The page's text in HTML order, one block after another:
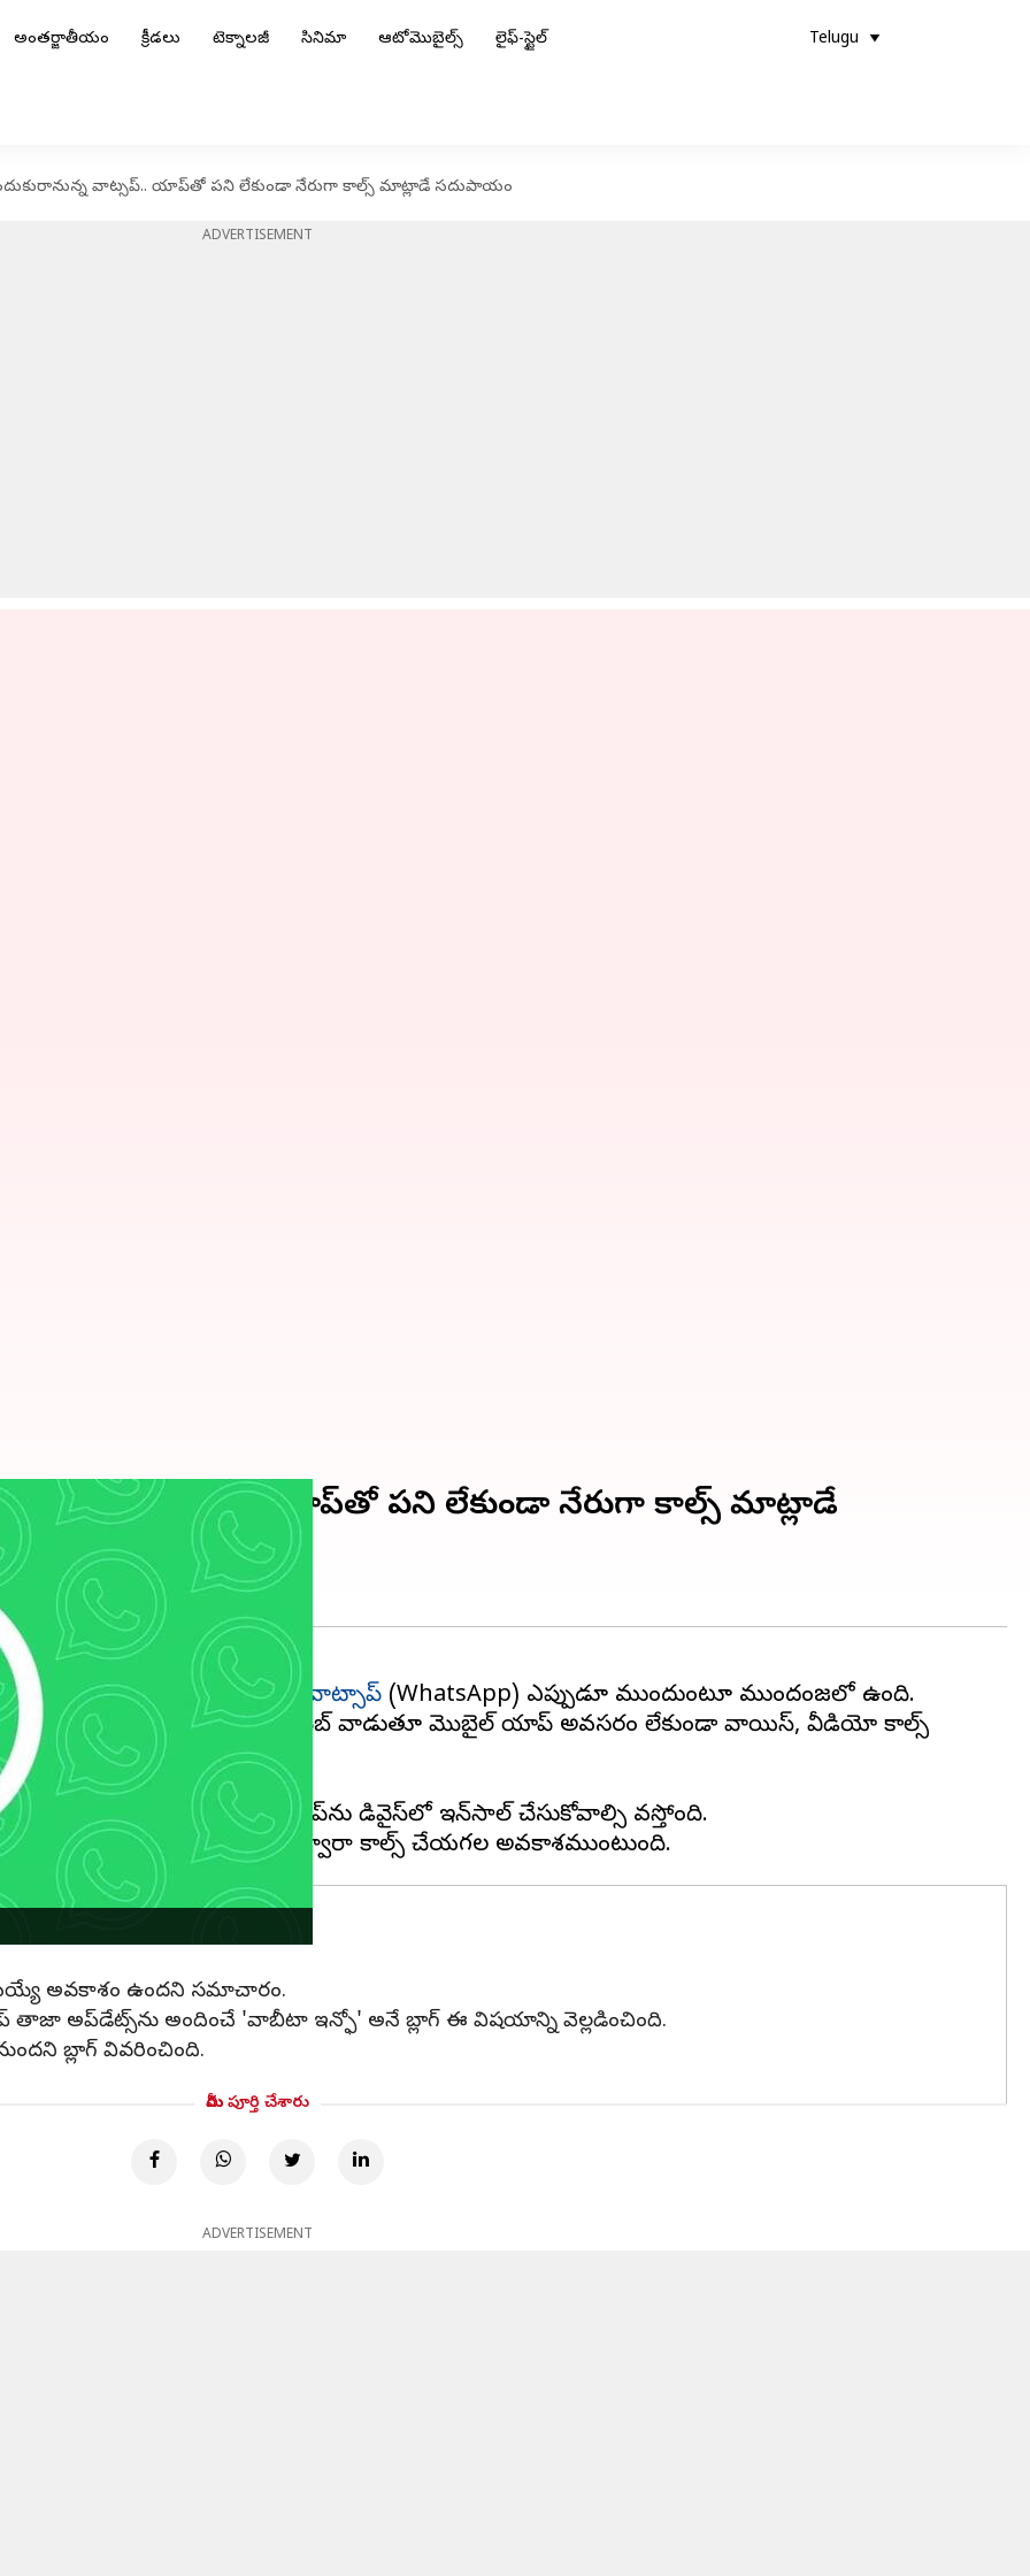
అంతర్జాతీయం క్రీడలు టెక్నాలజీ సినిమా ఆటోమొబైల్స్ లైఫ్-స్టైల్ Telugu
వాట్సప్‌.. యాప్‌తో పని లేకుండా నేరుగా కాల్స్‌ మాట్లాడే సదుపాయం
ADVERTISEMENT
వాట్సప్‌.. యాప్‌తో పని లేకుండా నేరుగా కాల్స్‌ మాట్లాడే
ప్రముఖ మెసేజింగ్‌ యాప్‌ వాట్సాప్ (WhatsApp) ఎప్పుడూ ముందుంటూ ముందంజలో ఉంది.
త్వరలోనే యూజర్లు వాట్సప్‌ వెబ్‌ వాడుతూ మొబైల్‌ యాప్‌ అవసరం లేకుండా వాయిస్‌, వీడియో కాల్స్‌
సౌకర్యం అందుబాటులో ఉంది.
తప్పనిసరిగా యాప్‌ను డివైస్‌లో ఇన్‌స్టాల్‌ చేసుకోవాల్సి వస్తోంది.
అవకాశం ఉందని సమాచారం.
తాజా అప్‌డేట్స్‌ను అందించే 'వాబీటా ఇన్ఫో' అనే బ్లాగ్‌ ఈ విషయాన్ని వెల్లడించింది.
బ్లాగ్‌ వివరించింది.
మీరు పూర్తి చేశారు
ADVERTISEMENT